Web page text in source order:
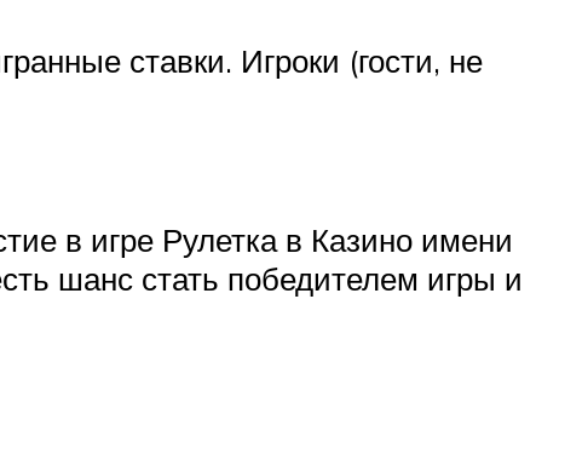
ставки. Игроки (гости, не
в игре Рулетка в Казино имени
шанс стать победителем игры и